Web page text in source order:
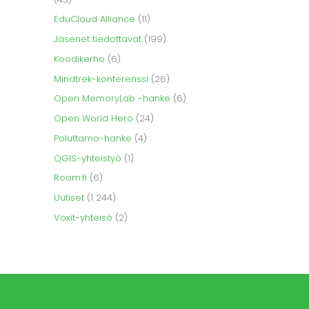
EduCloud Alliance (11)
Jäsenet tiedottavat (199)
Koodikerho (6)
Mindtrek-konferenssi (26)
Open MemoryLab -hanke (6)
Open World Hero (24)
Poluttamo-hanke (4)
QGIS-yhteistyö (1)
Roam.fi (6)
Uutiset (1 244)
Voxit-yhteisö (2)